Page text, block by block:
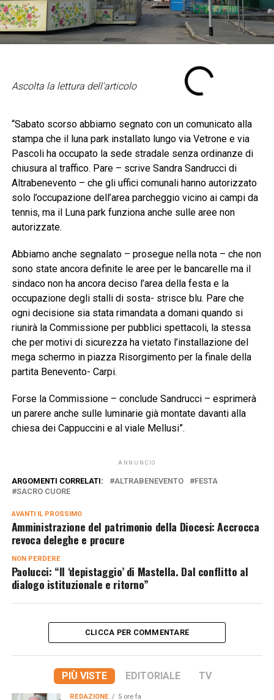
Ascolta la lettura dell'articolo
“Sabato scorso abbiamo segnato con un comunicato alla
stampa che il luna park installato lungo via Vetrone e via
Pascoli ha occupato la sede stradale senza ordinanze di
chiusura al traffico. Pare – scrive Sandra Sandrucci di
Altrabenevento – che gli uffici comunali hanno autorizzato
solo l’occupazione dell’area parcheggio vicino ai campi da
tennis, ma il Luna park funziona anche sulle aree non
autorizzate.
Abbiamo anche segnalato – prosegue nella nota – che non
sono state ancora definite le aree per le bancarelle ma il
sindaco non ha ancora deciso l’area della festa e la
occupazione degli stalli di sosta- strisce blu. Pare che
ogni decisione sia stata rimandata a domani quando si
riunirà la Commissione per pubblici spettacoli, la stessa
che per motivi di sicurezza ha vietato l’installazione del
mega schermo in piazza Risorgimento per la finale della
partita Benevento- Carpi.
Forse la Commissione – conclude Sandrucci – esprimerà
un parere anche sulle luminarie già montate davanti alla
chiesa dei Cappuccini e al viale Mellusi”.
ANNUNCIO
ARGOMENTI CORRELATI: ALTRABENEVENTO
FESTA
SACRO CUORE
AVANTI IL ​​PROSSIMO
Amministrazione del patrimonio della Diocesi: Accrocca
revoca deleghe e procure
NON PERDERE
Paolucci: “Il ‘depistaggio’ di Mastella. Dal conflitto al
dialogo istituzionale e ritorno”
CLICCA PER COMMENTARE
PIÙ VISTE EDITORIALE TV
REDAZIONE 5 ore fa